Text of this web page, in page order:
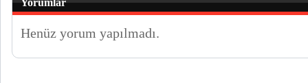
Yorumlar
Henüz yorum yapılmadı.